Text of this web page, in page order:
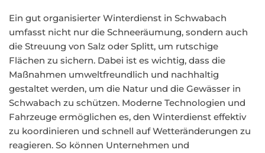
Ein gut organisierter Winterdienst in Schwabach
umfasst nicht nur die Schneeräumung, sondern auch
die Streuung von Salz oder Splitt, um rutschige
Flächen zu sichern. Dabei ist es wichtig, dass die
Maßnahmen umweltfreundlich und nachhaltig
gestaltet werden, um die Natur und die Gewässer in
Schwabach zu schützen. Moderne Technologien und
Fahrzeuge ermöglichen es, den Winterdienst effektiv
zu koordinieren und schnell auf Wetteränderungen zu
reagieren. So können Unternehmen und